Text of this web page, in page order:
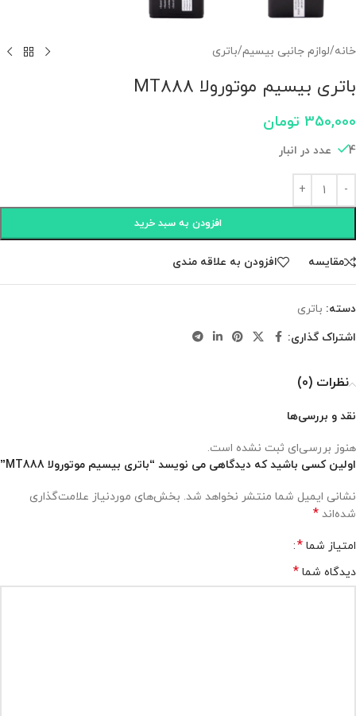
خانه/لوازم جانبی بیسیم/باتری
باتری بیسیم موتورولا MT888
350,000 تومان
4 عدد در انبار
افزودن به سبد خرید
مقايسه افزودن به علاقه مندی
دسته: باتری
اشتراک گذاری:
نظرات (0)
نقد و بررسی‌ها
هنوز بررسی‌ای ثبت نشده است.
اولین کسی باشید که دیدگاهی می نویسد “باتری بیسیم موتورولا MT888”
نشانی ایمیل شما منتشر نخواهد شد. بخش‌های موردنیاز علامت‌گذاری
شده‌اند *
امتیاز شما *
دیدگاه شما *